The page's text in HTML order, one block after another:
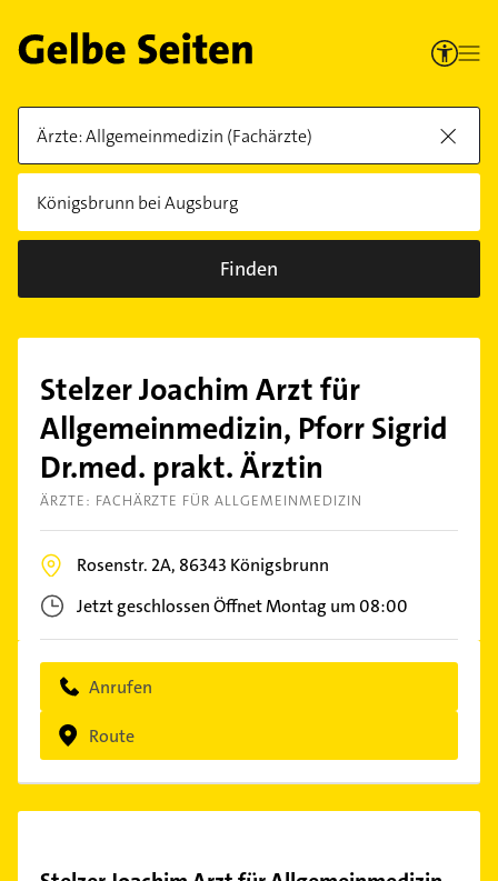
Finden
Stelzer Joachim Arzt für
Allgemeinmedizin, Pforr Sigrid
Dr.med. prakt. Ärztin
ÄRZTE: FACHÄRZTE FÜR ALLGEMEINMEDIZIN
Rosenstr. 2A, 86343 Königsbrunn
Jetzt geschlossenÖffnet Montag um 08:00
Anrufen
Route